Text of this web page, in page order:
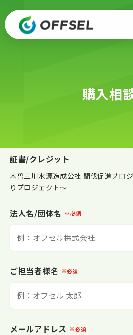
購入相
証書/クレジット
木曽三川水源造成公社 間伐促進プロ
りプロジェクト〜
法人名/団体名 ※必須
ご担当者様名 ※必須
メールアドレス ※必須